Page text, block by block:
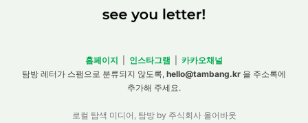
홈페이지 인스타그램
카카오채널
탐방 레터가 스팸으로 분류되지 않도록, hello@tambang.kr 을 주소록에
추가해 주세요.
로컬 탐색 미디어, 탐방 by 주식회사 올어바웃